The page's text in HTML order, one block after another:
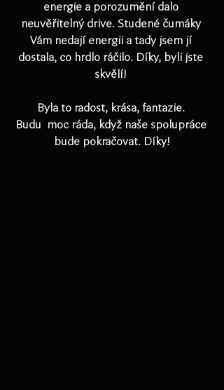
energie a porozumění dalo
neuvěřitelný drive. Studené čumáky
Vám nedají energii a tady jsem jí
dostala, co hrdlo ráčilo. Díky, byli jste
skvělí!
Byla to radost, krása, fantazie.
Budu  moc ráda, když naše spolupráce
bude pokračovat. Díky!